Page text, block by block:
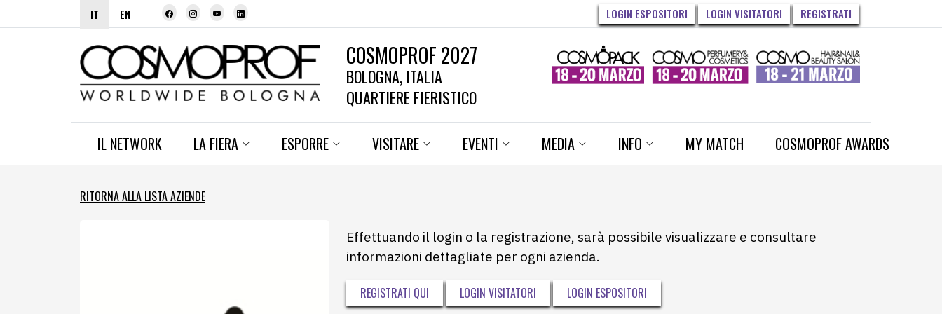
IT EN LOGIN ESPOSITORI LOGIN VISITATORI REGISTRATI
COSMOPROF 2027
BOLOGNA, ITALIA
QUARTIERE FIERISTICO
IL NETWORK LA FIERA ESPORRE VISITARE EVENTI MEDIA INFO MY MATCH COSMOPROF AWARDS
RITORNA ALLA LISTA AZIENDE
Effettuando il login o la registrazione, sarà possibile visualizzare e consultare
informazioni dettagliate per ogni azienda.
REGISTRATI QUI LOGIN VISITATORI LOGIN ESPOSITORI